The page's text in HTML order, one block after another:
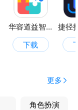
华容道益智拼图
下载
更多
角色扮演